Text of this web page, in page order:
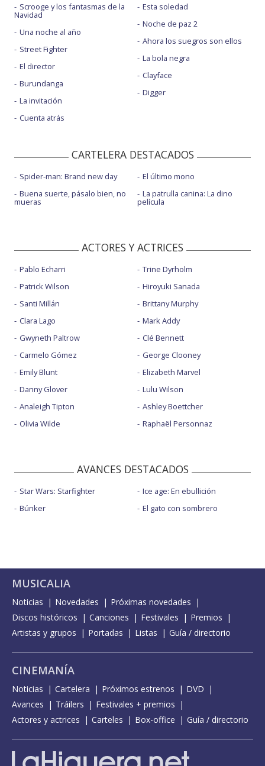
Scrooge y los fantasmas de la
Navidad
Una noche al año
Street Fighter
El director
Burundanga
La invitación
Cuenta atrás
Esta soledad
Noche de paz 2
Ahora los suegros son ellos
La bola negra
Clayface
Digger
CARTELERA DESTACADOS
Spider-man: Brand new day
Buena suerte, pásalo bien, no
mueras
El último mono
La patrulla canina: La dino
película
ACTORES Y ACTRICES
Pablo Echarri
Patrick Wilson
Santi Millán
Clara Lago
Gwyneth Paltrow
Carmelo Gómez
Emily Blunt
Danny Glover
Analeigh Tipton
Olivia Wilde
Trine Dyrholm
Hiroyuki Sanada
Brittany Murphy
Mark Addy
Clé Bennett
George Clooney
Elizabeth Marvel
Lulu Wilson
Ashley Boettcher
Raphaël Personnaz
AVANCES DESTACADOS
Star Wars: Starfighter
Búnker
Ice age: En ebullición
El gato con sombrero
MUSICALIA
Noticias Novedades
Próximas novedades
Discos históricos
Canciones Festivales
Premios
Artistas y grupos
Portadas Listas Guía / directorio
CINEMANÍA
Noticias Cartelera Próximos estrenos
DVD
Avances
Tráilers
Festivales + premios
Actores y actrices
Carteles Box-office Guía / directorio